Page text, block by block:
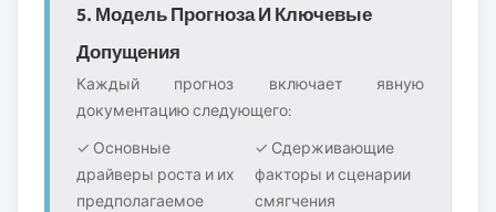
5. Модель Прогноза И Ключевые
Допущения
Каждый прогноз включает явную
документацию следующего:
✓ Основные
драйверы роста и их
предполагаемое
✓ Сдерживающие
факторы и сценарии
смягчения